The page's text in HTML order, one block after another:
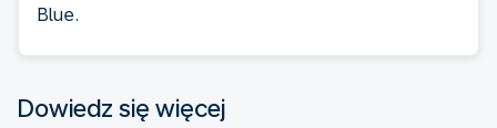
Blue.
Dowiedz się więcej